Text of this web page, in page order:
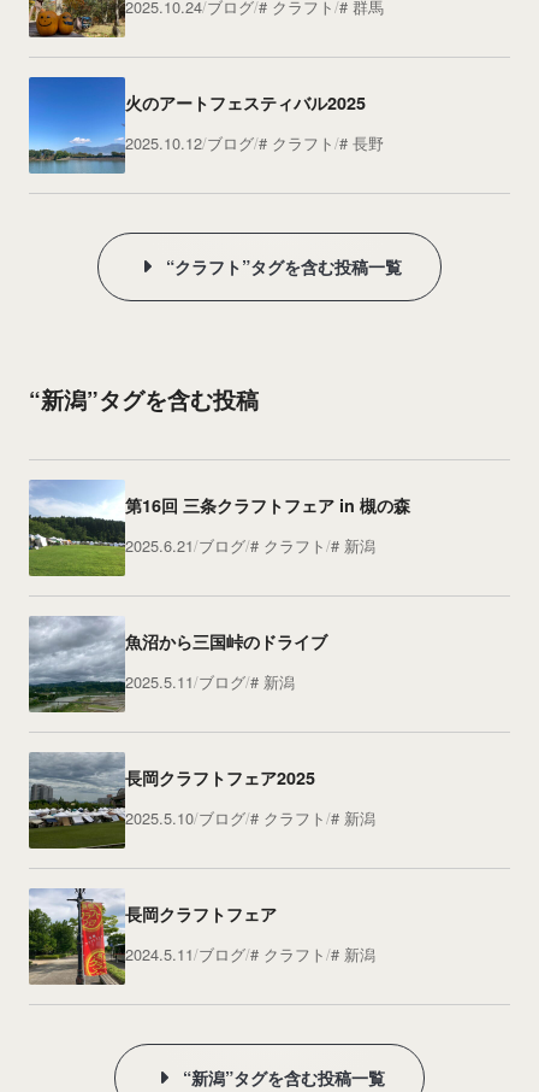
2025.10.24 ブログ クラフト 群馬
火のアートフェスティバル2025
2025.10.12 ブログ クラフト 長野
“クラフト”タグを含む投稿一覧
“新潟”タグを含む投稿
第16回 三条クラフトフェア in 槻の森
2025.6.21 ブログ クラフト 新潟
魚沼から三国峠のドライブ
2025.5.11 ブログ 新潟
長岡クラフトフェア2025
2025.5.10 ブログ クラフト 新潟
長岡クラフトフェア
2024.5.11 ブログ クラフト 新潟
“新潟”タグを含む投稿一覧